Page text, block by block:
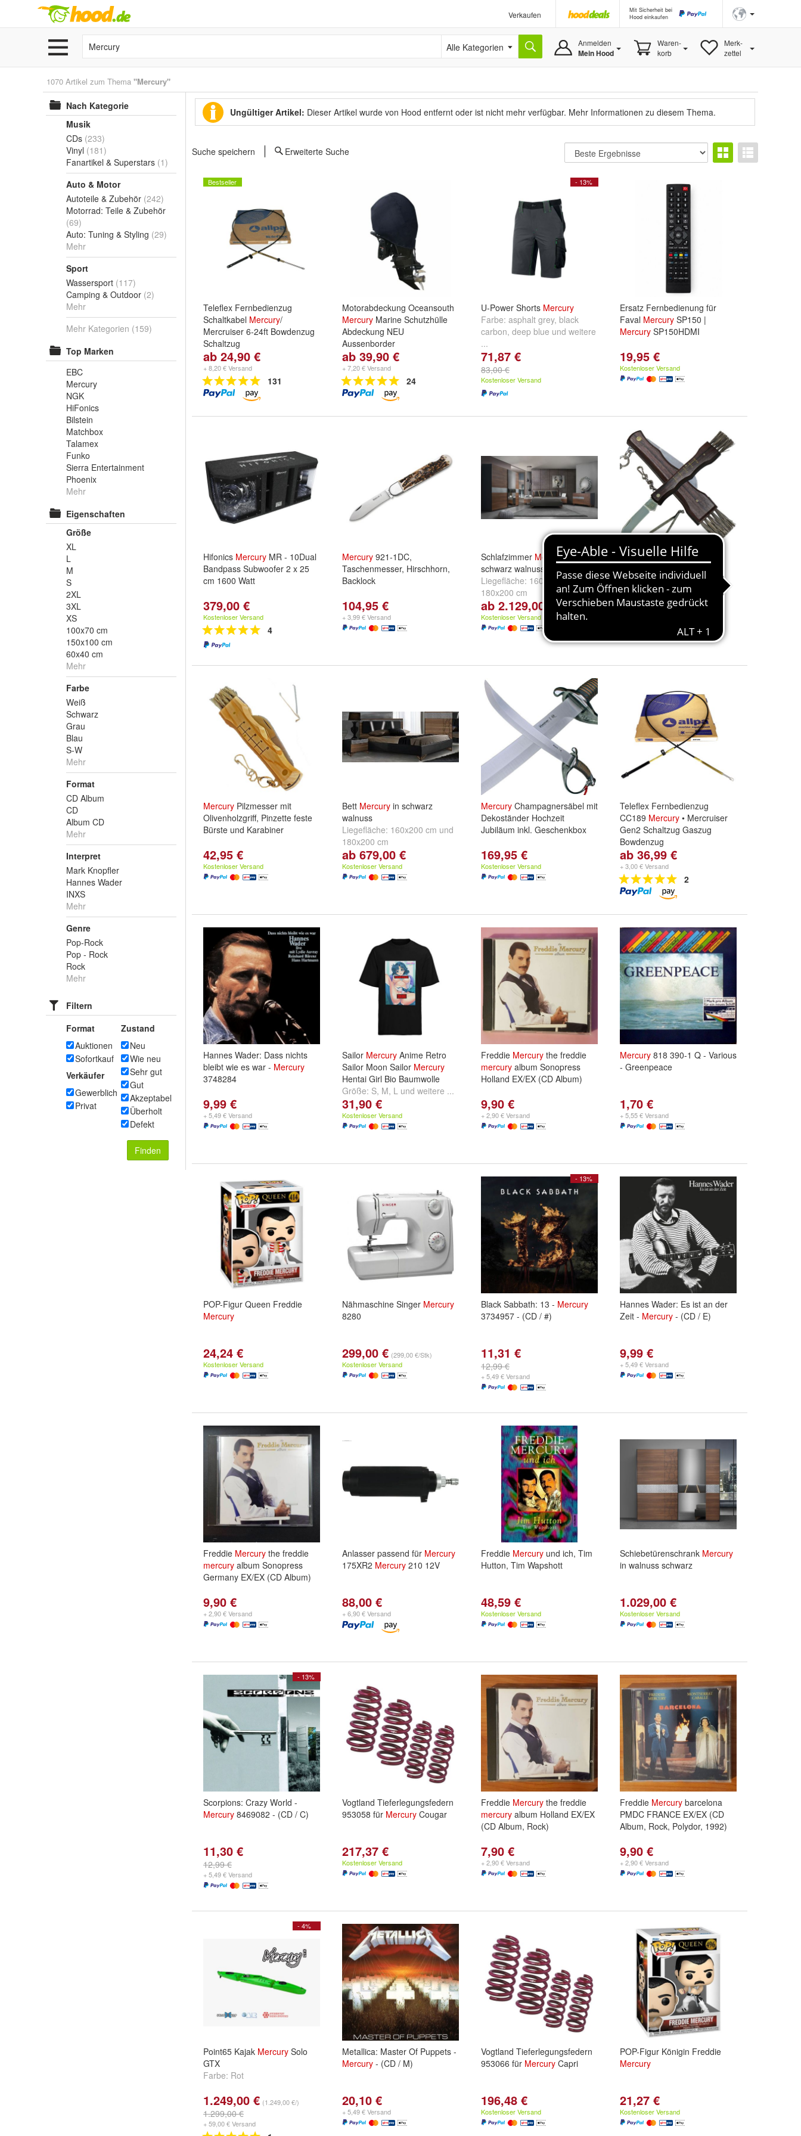
Verkaufen
Mit Sicherheit bei
Hood einkaufen
Alle Kategorien Anmelden
Mein Hood
Waren-
korb
Merk-
zettel
1070 Artikel zum Thema "Mercury"
Nach Kategorie
Musik
CDs (233)
Vinyl (181)
Fanartikel & Superstars (1)
Auto & Motor
Autoteile & Zubehör (242)
Motorrad: Teile & Zubehör
(69)
Auto: Tuning & Styling (29)
Mehr
Sport
Wassersport (117)
Camping & Outdoor (2)
Mehr
Mehr Kategorien (159)
Top Marken
EBC
Mercury
NGK
HiFonics
Bilstein
Matchbox
Talamex
Funko
Sierra Entertainment
Phoenix
Mehr
Eigenschaften
Größe
XL
L
M
S
2XL
3XL
XS
100x70 cm
150x100 cm
60x40 cm
Mehr
Farbe
Weiß
Schwarz
Grau
Blau
S-W
Mehr
Format
CD Album
CD
Album CD
Mehr
Interpret
Mark Knopfler
Hannes Wader
INXS
Mehr
Genre
Pop-Rock
Pop - Rock
Rock
Mehr
Filtern
Format
Auktionen
Sofortkauf
Verkäufer
Gewerblich
Privat
Zustand
Neu
Wie neu
Sehr gut
Gut
Akzeptabel
Überholt
Defekt
Finden
Ungültiger Artikel: Dieser Artikel wurde von Hood entfernt oder ist nicht mehr verfügbar. Mehr Informationen zu diesem Thema.
Suche speichern Erweiterte Suche
Bestseller
Teleflex Fernbedienzug
Schaltkabel Mercury/
Mercruiser 6-24ft Bowdenzug
Schaltzug
Fuß/Meter:6ft-183cm
213cm,8ft-244cm
...
ab 24,90 €
+ 8,20 € Versand
131
Motorabdeckung Oceansouth
Mercury Marine Schutzhülle
Abdeckung NEU
Aussenborder
MotorhaubeOsculati:
25HP/30HP/40HP 3Cyl
40HP/50HP/60HP 4Cyl
75HP/80HP/90HP/100HP/115HP
weitere ...
ab 39,90 €
+ 7,20 € Versand
24
- 13%
U-Power Shorts Mercury
Farbe: asphalt grey, black
carbon, deep blue und weitere
...
71,87 €
83,00 €
Kostenloser Versand
Ersatz Fernbedienung für
Faval Mercury SP150 |
Mercury SP150HDMI
19,95 €
Kostenloser Versand
Hifonics Mercury MR - 10Dual
Bandpass Subwoofer 2 x 25
cm 1600 Watt
379,00 €
Kostenloser Versand
4
Mercury 921-1DC,
Taschenmesser, Hirschhorn,
Backlock
104,95 €
+ 3,99 € Versand
Schlafzimmer Mercuryin
schwarz walnuss
Liegefläche: 160x200 cmund
180x200 cm
ab 2.129,00 €
Kostenloser Versand
MercuryPilzmesser mit
Cocoboloholzgriff, Pinzette
feste Bürste und Karabiner
44,95 €
Mercury Pilzmesser mit
Olivenholzgriff, Pinzette feste
Bürste und Karabiner
42,95 €
Kostenloser Versand
Bett Mercury in schwarz
walnuss
Liegefläche: 160x200 cm und
180x200 cm
ab 679,00 €
Kostenloser Versand
Mercury Champagnersäbel mit
Dekoständer Hochzeit
Jubiläum inkl. Geschenkbox
169,95 €
Kostenloser Versand
Teleflex Fernbedienzug
CC189 Mercury • Mercruiser
Gen2 Schaltzug Gaszug
Bowdenzug
Abmessungen:
7 Fuß - 2,10m
undweitere ...
ab 36,99 €
+ 3,00 € Versand
2
Hannes Wader: Dass nichts
bleibt wie es war - Mercury
3748284
9,99 €
+ 5,49 € Versand
Sailor Mercury Anime Retro
Sailor Moon Sailor Mercury
Hentai Girl Bio Baumwolle
Größe: S, M, L und weitere ...
31,90 €
Kostenloser Versand
Freddie Mercury the freddie
mercury album Sonopress
Holland EX/EX (CD Album)
9,90 €
+ 2,90 € Versand
Mercury 818 390-1 Q - Various
- Greenpeace
1,70 €
+ 5,55 € Versand
POP-Figur Queen Freddie
Mercury
24,24 €
Kostenloser Versand
Nähmaschine Singer Mercury
8280
299,00 € (299,00 €/Stk)
Kostenloser Versand
- 13%
Black Sabbath: 13 - Mercury
3734957 - (CD / #)
11,31 €
12,99 €
+ 5,49 € Versand
Hannes Wader: Es ist an der
Zeit - Mercury - (CD / E)
9,99 €
+ 5,49 € Versand
Freddie Mercury the freddie
mercury album Sonopress
Germany EX/EX (CD Album)
9,90 €
+ 2,90 € Versand
Anlasser passend für Mercury
175XR2 Mercury 210 12V
88,00 €
+ 6,90 € Versand
Freddie Mercury und ich, Tim
Hutton, Tim Wapshott
48,59 €
Kostenloser Versand
Schiebetürenschrank Mercury
in walnuss schwarz
1.029,00 €
Kostenloser Versand
- 13%
Scorpions: Crazy World -
Mercury 8469082 - (CD / C)
11,30 €
12,99 €
+ 5,49 € Versand
Vogtland Tieferlegungsfedern
953058 für Mercury Cougar
217,37 €
Kostenloser Versand
Freddie Mercury the freddie
mercury album Holland EX/EX
(CD Album, Rock)
7,90 €
+ 2,90 € Versand
Freddie Mercury barcelona
PMDC FRANCE EX/EX (CD
Album, Rock, Polydor, 1992)
9,90 €
+ 2,90 € Versand
- 4%
Point65 Kajak Mercury Solo
GTX
Farbe: Rot
1.249,00 € (1.249,00 €/)
1.299,00 €
+ 59,00 € Versand
Metallica: Master Of Puppets -
Mercury - (CD / M)
20,10 €
+ 5,49 € Versand
Vogtland Tieferlegungsfedern
953066 für Mercury Capri
196,48 €
Kostenloser Versand
POP-Figur Königin Freddie
Mercury
21,27 €
Kostenloser Versand